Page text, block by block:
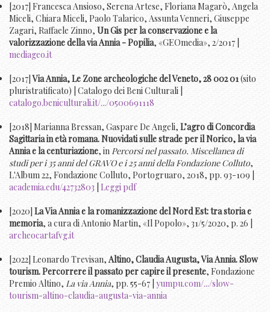
[2017] Francesca Ansioso, Serena Artese, Floriana Magarò, Angela
Miceli, Chiara Miceli, Paolo Talarico, Assunta Venneri, Giuseppe
Zagari, Raffaele Zinno, Un Gis per la conservazione e la
valorizzazione della via Annia - Popilia, «GEOmedia», 2/2017 |
mediageo.it
[2017]Via Annia, Le Zone archeologiche del Veneto, 28 002 01(sito
pluristratificato) | Catalogo dei Beni Culturali |
catalogo.beniculturali.it/.../0500691118
[2018] Marianna Bressan, Gaspare De Angeli, L’agro di Concordia
Sagittaria in età romana. Nuovidati sulle strade per il Norico, la via
Annia e la centuriazione, inPercorsi nel passato. Miscellanea di
studi per i 35 anni del GRAVO e i 25 anni della Fondazione Colluto,
L'Album 22, Fondazione Colluto, Portogruaro, 2018, pp. 93-109 |
academia.edu/42732803 Leggi pdf
[2020]La Via Annia e la romanizzazione del Nord Est: tra storia e
memoria, a cura di Antonio Martin, «Il Popolo», 31/5/2020, p. 26 |
archeocartafvg.it
[2022] Leonardo Trevisan, Altino, Claudia Augusta, Via Annia. Slow
tourism. Percorrere il passato per capire il presente, Fondazione
Premio Altino, La via Annia, pp. 55-67 | yumpu.com/.../slow-
tourism-altino-claudia-augusta-via-annia